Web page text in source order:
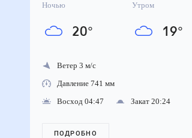
Ночью
20°
Утром
19°
Ветер 3 м/с
Давление 741 мм
Восход 04:47
Закат 20:24
ПОДРОБНО